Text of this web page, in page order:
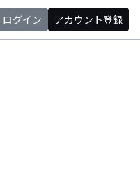
ログイン アカウント登録